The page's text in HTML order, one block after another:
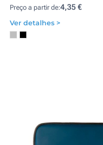
Preço a partir de:4,35 €
Ver detalhes >